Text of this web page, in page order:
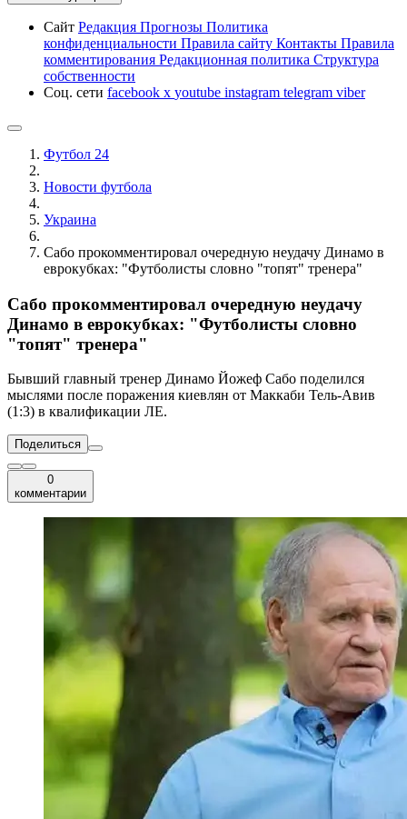
Сайт Редакция Прогнозы Политика
конфиденциальности Правила сайту Контакты Правила
комментирования Редакционная политика Структура
собственности
Соц. сети facebook x youtube instagram telegram viber
Футбол 24
Новости футбола
Украина
Сабо прокомментировал очередную неудачу Динамо в
еврокубках: "Футболисты словно "топят" тренера"
Сабо прокомментировал очередную неудачу
Динамо в еврокубках: "Футболисты словно
"топят" тренера"
Бывший главный тренер Динамо Йожеф Сабо поделился
мыслями после поражения киевлян от Маккаби Тель-Авив
(1:3) в квалификации ЛЕ.
Поделиться
0
комментарии